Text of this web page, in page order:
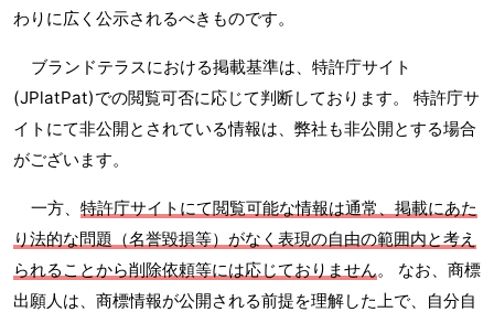
わりに広く公示されるべきものです。
ブランドテラスにおける掲載基準は、特許庁サイト
(JPlatPat)での閲覧可否に応じて判断しております。 特許庁サ
イトにて非公開とされている情報は、弊社も非公開とする場合
がございます。
一方、 特許庁サイトにて閲覧可能な情報は通常、掲載にあた
り法的な問題（名誉毀損等）がなく表現の自由の範囲内と考え
られることから削除依頼等には応じておりません。 なお、商標
出願人は、商標情報が公開される前提を理解した上で、自分自